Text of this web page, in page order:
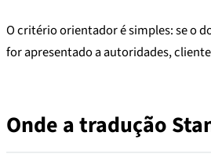
O critério orientador é simples: se o
for apresentado a autoridades,
Onde a tradução